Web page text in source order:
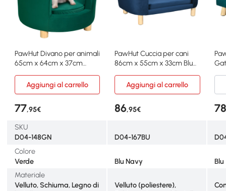
PawHut Divano per animali
65cm x 64cm x 37cm
PawHut Cuccia per cani
86cm x 55cm x 33cm Blu
Aggiungi al carrello
Aggiungi al carrello
77,95€ 86,95€
SKU
D04-148GN
D04-167BU
Colore
Verde
Blu Navy
Blu
Materiale
Velluto, Schiuma, Legno di
Velluto (poliestere),